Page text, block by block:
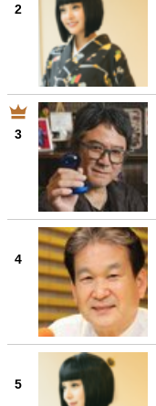
2
3
4
5